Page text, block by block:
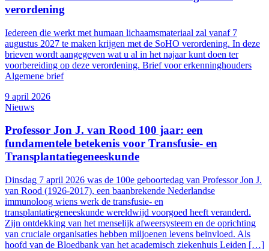
verordening
Iedereen die werkt met humaan lichaamsmateriaal zal vanaf 7
augustus 2027 te maken krijgen met de SoHO verordening. In deze
brieven wordt aangegeven wat u al in het najaar kunt doen ter
voorbereiding op deze verordening. Brief voor erkenninghouders
Algemene brief
9 april 2026
Nieuws
Professor Jon J. van Rood 100 jaar: een
fundamentele betekenis voor Transfusie- en
Transplantatiegeneeskunde
Dinsdag 7 april 2026 was de 100e geboortedag van Professor Jon J.
van Rood (1926-2017), een baanbrekende Nederlandse
immunoloog wiens werk de transfusie- en
transplantatiegeneeskunde wereldwijd voorgoed heeft veranderd.
Zijn ontdekking van het menselijk afweersysteem en de oprichting
van cruciale organisaties hebben miljoenen levens beïnvloed. Als
hoofd van de Bloedbank van het academisch ziekenhuis Leiden […]